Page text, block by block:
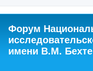
Форум
имени В.М.